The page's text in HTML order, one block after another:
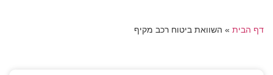
דף הבית » השוואת ביטוח רכב מקיף